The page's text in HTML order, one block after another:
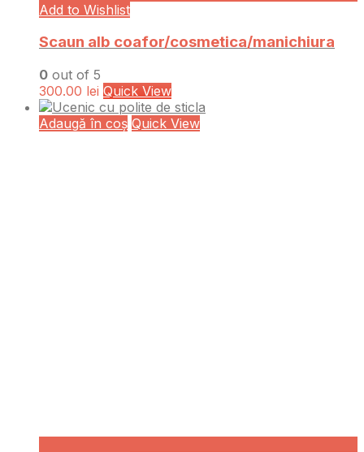
Add to Wishlist
Scaun alb coafor/cosmetica/manichiura
0 out of 5
300.00 lei Quick View
Adaugă în coș Quick View